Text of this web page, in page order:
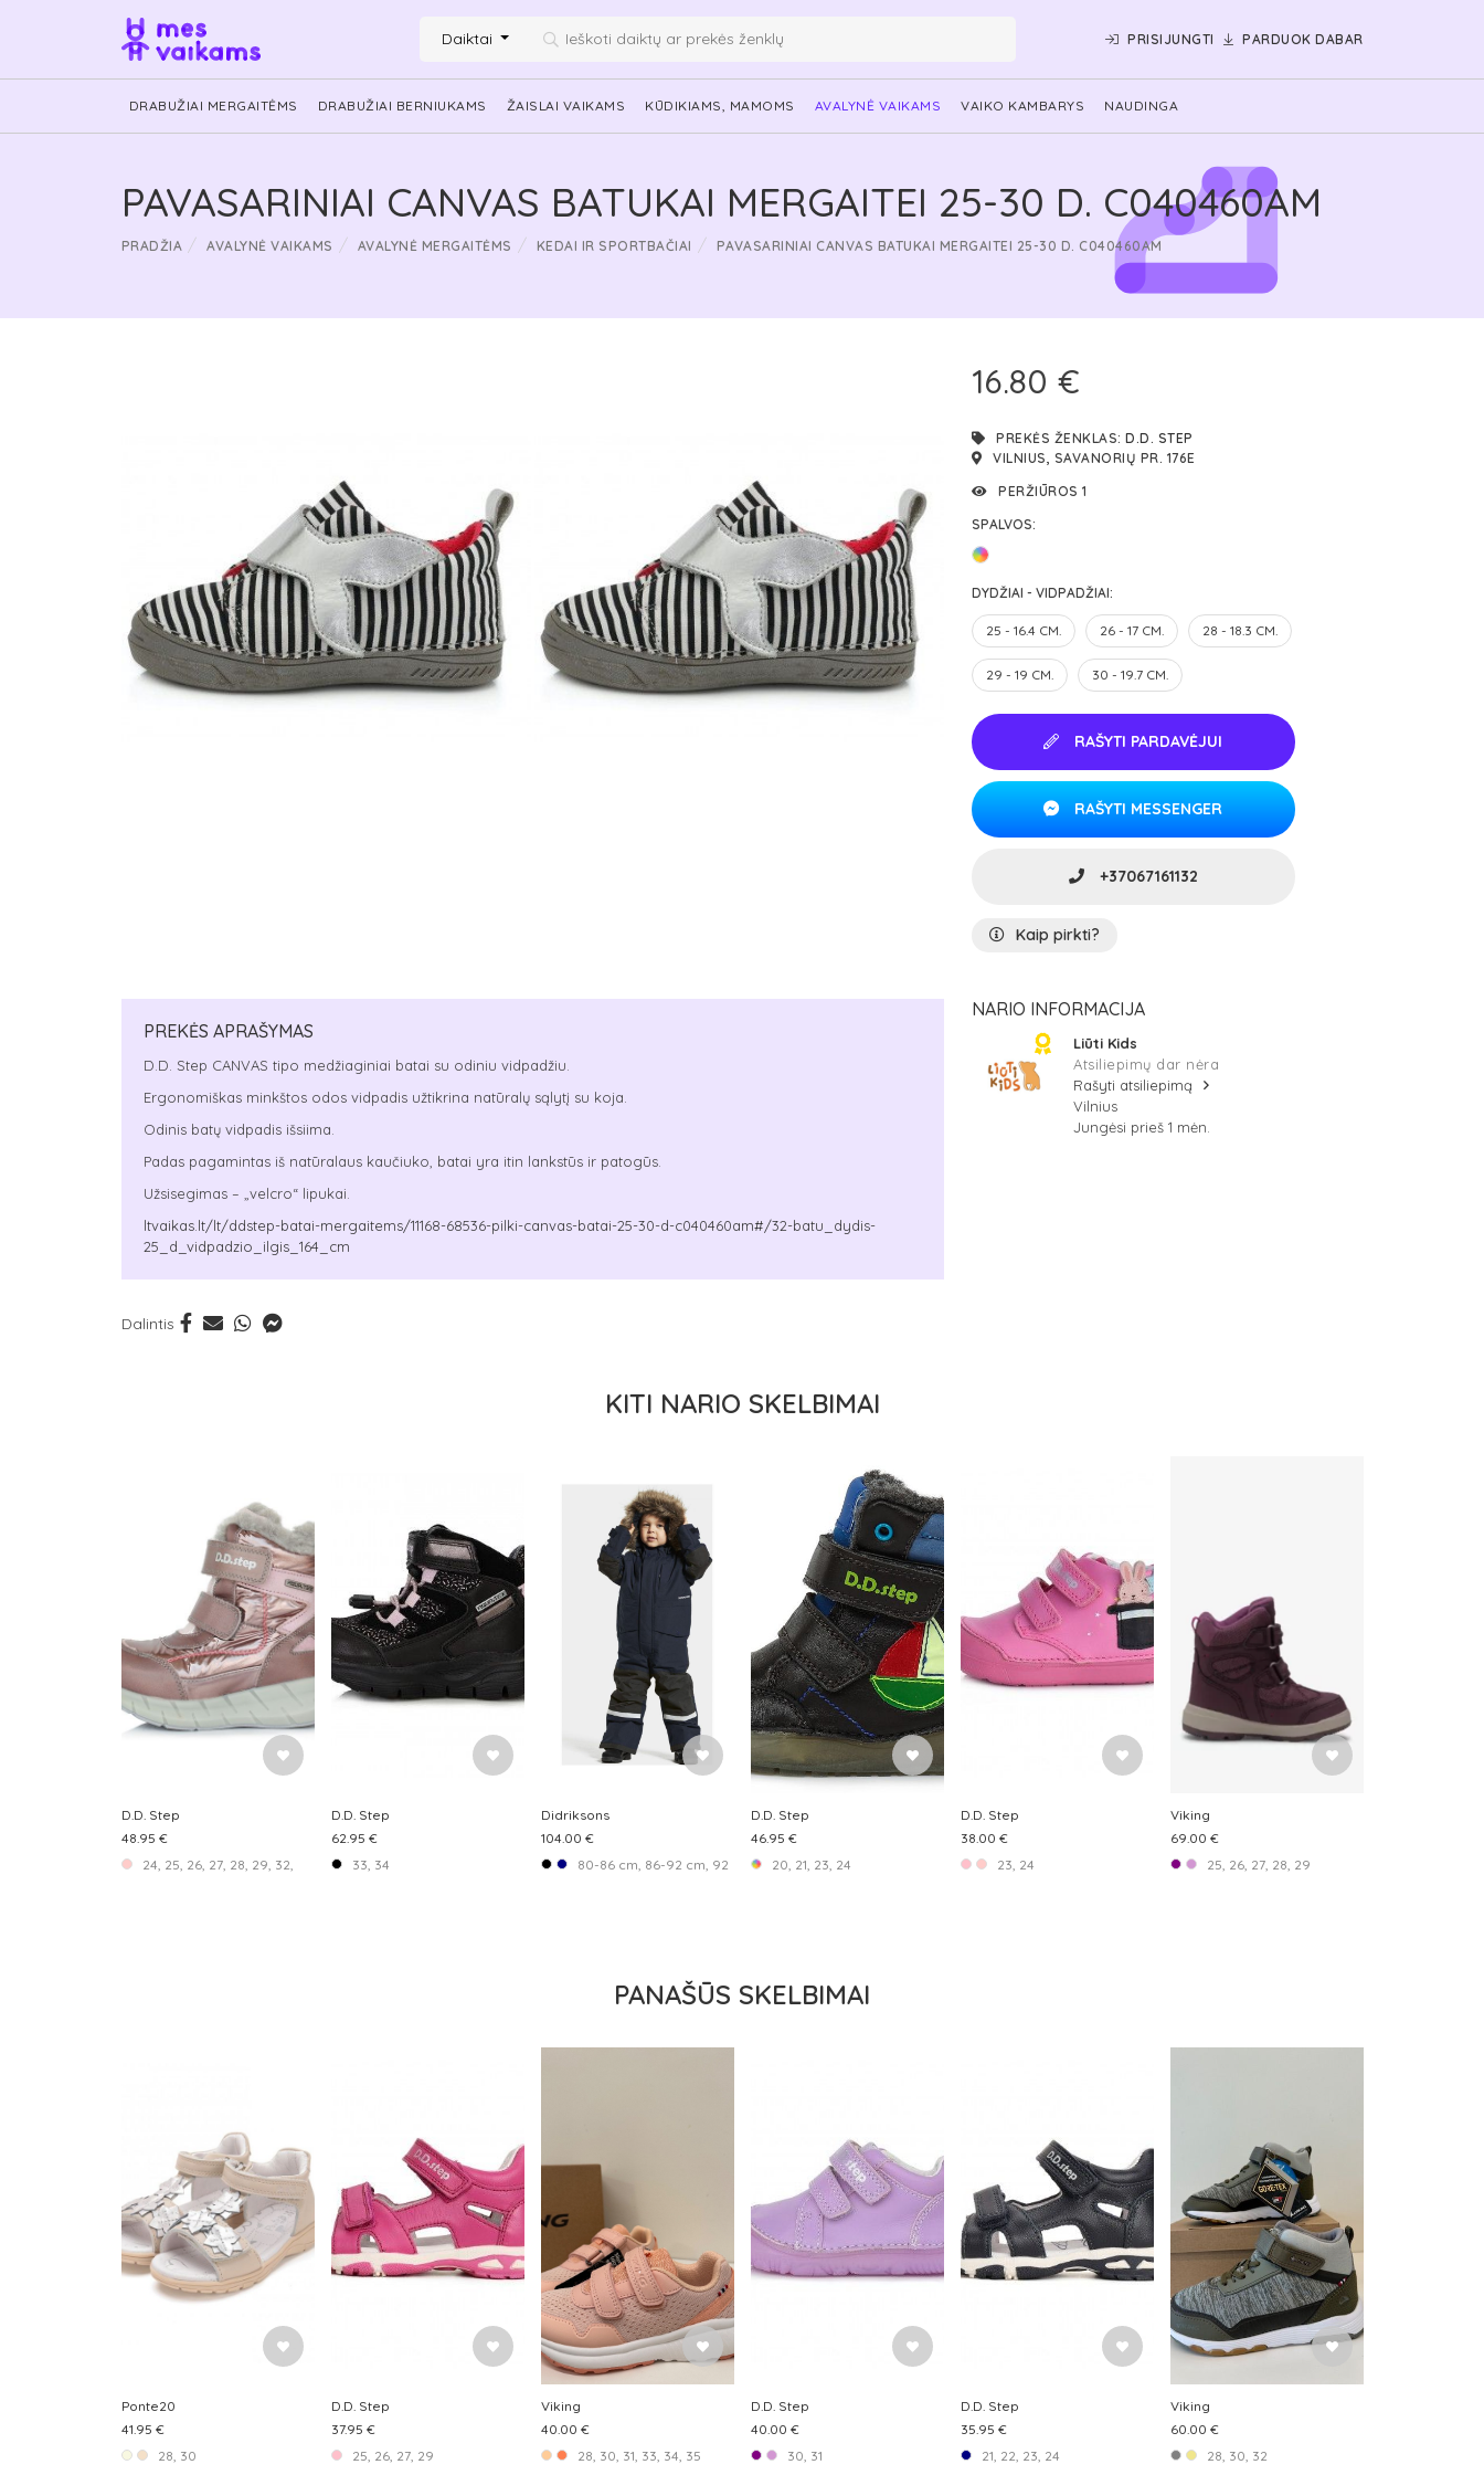
Daiktai PRISIJUNGTI PARDUOK DABAR
DRABUŽIAI MERGAITĖMS DRABUŽIAI BERNIUKAMS ŽAISLAI VAIKAMS KŪDIKIAMS, MAMOMS AVALYNĖ VAIKAMS VAIKO KAMBARYS NAUDINGA
PAVASARINIAI CANVAS BATUKAI MERGAITEI 25-30 D. C040460AM
PRADŽIA AVALYNĖ VAIKAMS AVALYNĖ MERGAITĖMS KEDAI IR SPORTBAČIAI PAVASARINIAI CANVAS BATUKAI MERGAITEI 25-30 D. C040460AM
16.80 €
PREKĖS ŽENKLAS: D.D. STEP
VILNIUS, SAVANORIŲ PR. 176E
PERŽIŪROS 1
SPALVOS:
DYDŽIAI - VIDPADŽIAI:
25 - 16.4 CM. 26 - 17 CM. 28 - 18.3 CM.
29 - 19 CM. 30 - 19.7 CM.
RAŠYTI PARDAVĖJUI
RAŠYTI MESSENGER
+37067161132
Kaip pirkti?
PREKĖS APRAŠYMAS
D.D. Step CANVAS tipo medžiaginiai batai su odiniu vidpadžiu.
Ergonomiškas minkštos odos vidpadis užtikrina natūralų sąlytį su koja.
Odinis batų vidpadis išsiima.
Padas pagamintas iš natūralaus kaučiuko, batai yra itin lankstūs ir patogūs.
Užsisegimas – „velcro“ lipukai.
ltvaikas.lt/lt/ddstep-batai-mergaitems/11168-68536-pilki-canvas-batai-25-30-d-c040460am#/32-batu_dydis-
25_d_vidpadzio_ilgis_164_cm
Dalintis
NARIO INFORMACIJA
Liūti Kids
Atsiliepimų dar nėra
Rašyti atsiliepimą
Vilnius
Jungėsi prieš 1 mėn.
KITI NARIO SKELBIMAI
D.D. Step
48.95 €
24, 25, 26, 27, 28, 29, 32, 33, 34, 35
D.D. Step
62.95 €
33, 34
Didriksons
104.00 €
80-86 cm, 86-92 cm, 92-98 cm, 98-104 cm, 104-110 cm
D.D. Step
46.95 €
20, 21, 23, 24
D.D. Step
38.00 €
23, 24
Viking
69.00 €
25, 26, 27, 28, 29
PANAŠŪS SKELBIMAI
Ponte20
41.95 €
28, 30
D.D. Step
37.95 €
25, 26, 27, 29
Viking
40.00 €
28, 30, 31, 33, 34, 35
D.D. Step
40.00 €
30, 31
D.D. Step
35.95 €
21, 22, 23, 24
Viking
60.00 €
28, 30, 32